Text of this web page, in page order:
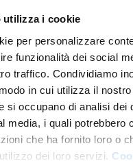
utilizza i cookie
per personalizzare
funzionalità dei social
traffico. Condividiamo
in cui utilizza il
si occupano di analisi dei
media, i quali potrebbero
che ha fornito loro o
dei loro servizi.
un esempio di
dell’Università Unimore “
tra dinamiche
per lo sviluppo del
a cui Unimore ha